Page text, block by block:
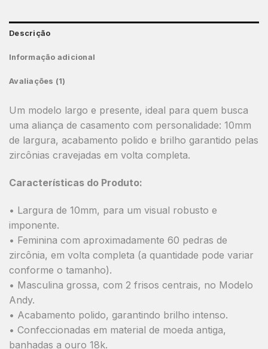
Descrição
Informação adicional
Avaliações (1)
Um modelo largo e presente, ideal para quem busca
uma aliança de casamento com personalidade: 10mm
de largura, acabamento polido e brilho garantido pelas
zircônias cravejadas em volta completa.
Características do Produto:
• Largura de 10mm, para um visual robusto e
imponente.
• Feminina com aproximadamente 60 pedras de
zircônia, em volta completa (a quantidade pode variar
conforme o tamanho).
• Masculina grossa, com 2 frisos centrais, no Modelo
Andy.
• Acabamento polido, garantindo brilho intenso.
• Confeccionadas em material de moeda antiga,
banhadas a ouro 18k.